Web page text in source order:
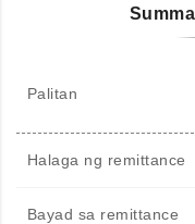
Palitan
Halaga ng remittance
Bayad sa remittance